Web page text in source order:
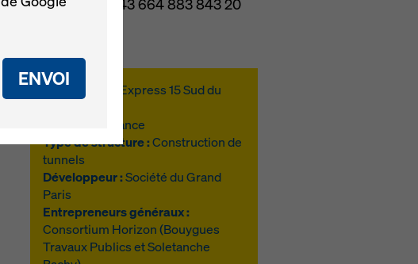
+43 664 883 843 20
Projet :
Ligne Express 15 Sud du
Paris, France
Type de structure :Construction de
tunnels
Développeur :Société du Grand
Paris
Entrepreneurs généraux :
Consortium Horizon (Bouygues
Travaux Publics et Soletanche
ENVOI